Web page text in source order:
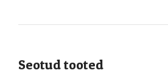
Seotud tooted